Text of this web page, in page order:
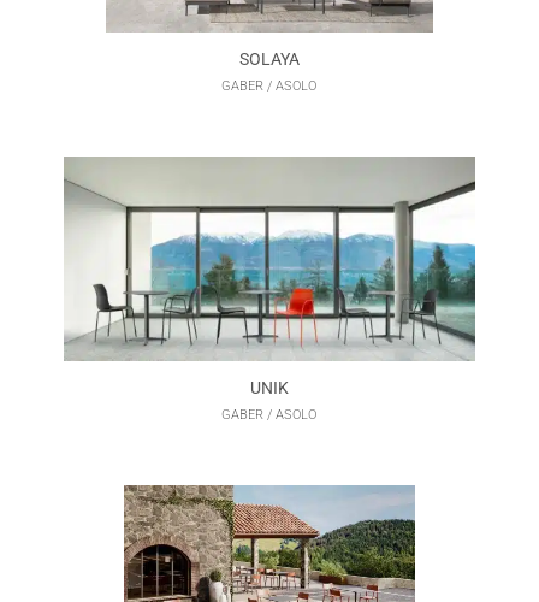
SOLAYA
GABER / ASOLO
UNIK
GABER / ASOLO